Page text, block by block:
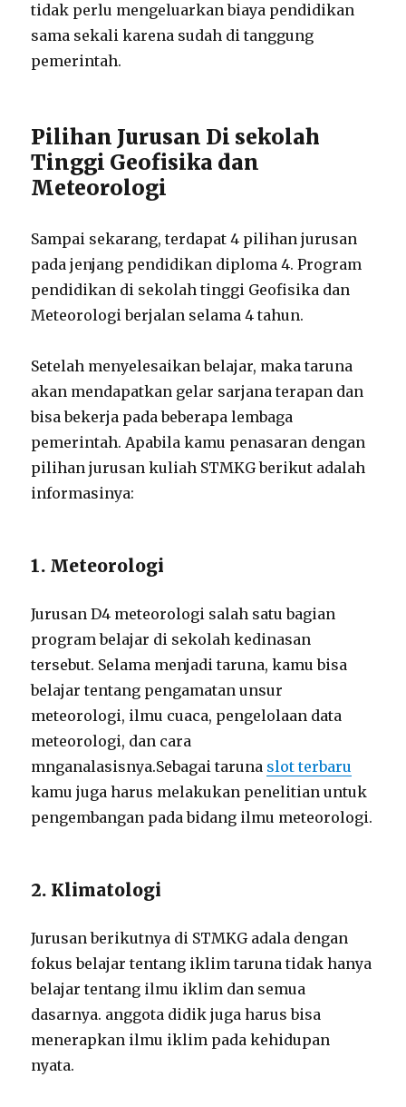
tidak perlu mengeluarkan biaya pendidikan
sama sekali karena sudah di tanggung
pemerintah.
Pilihan Jurusan Di sekolah
Tinggi Geofisika dan
Meteorologi
Sampai sekarang, terdapat 4 pilihan jurusan
pada jenjang pendidikan diploma 4. Program
pendidikan di sekolah tinggi Geofisika dan
Meteorologi berjalan selama 4 tahun.
Setelah menyelesaikan belajar, maka taruna
akan mendapatkan gelar sarjana terapan dan
bisa bekerja pada beberapa lembaga
pemerintah. Apabila kamu penasaran dengan
pilihan jurusan kuliah STMKG berikut adalah
informasinya:
1. Meteorologi
Jurusan D4 meteorologi salah satu bagian
program belajar di sekolah kedinasan
tersebut. Selama menjadi taruna, kamu bisa
belajar tentang pengamatan unsur
meteorologi, ilmu cuaca, pengelolaan data
meteorologi, dan cara
mnganalasisnya.Sebagai taruna slot terbaru
kamu juga harus melakukan penelitian untuk
pengembangan pada bidang ilmu meteorologi.
2. Klimatologi
Jurusan berikutnya di STMKG adala dengan
fokus belajar tentang iklim taruna tidak hanya
belajar tentang ilmu iklim dan semua
dasarnya. anggota didik juga harus bisa
menerapkan ilmu iklim pada kehidupan
nyata.